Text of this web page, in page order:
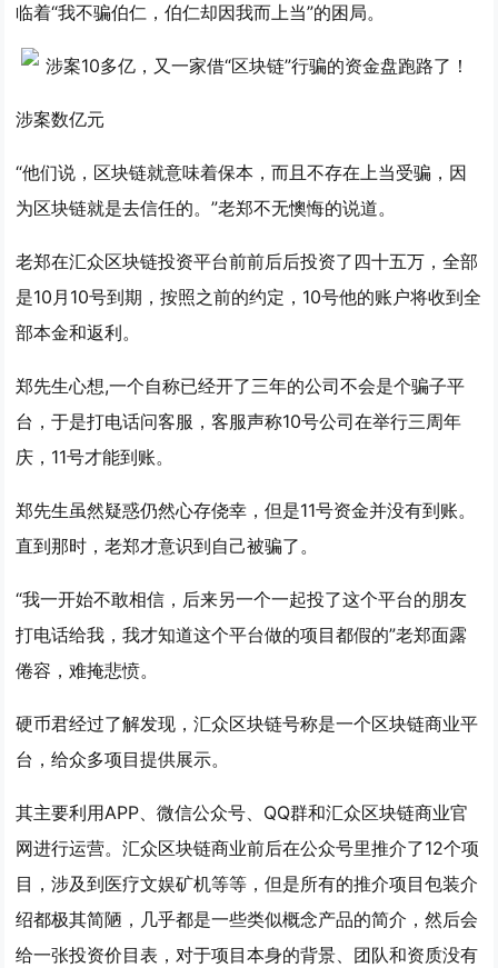
临着“我不骗伯仁，伯仁却因我而上当”的困局。
涉案数亿元
“他们说，区块链就意味着保本，而且不存在上当受骗，因
为区块链就是去信任的。”老郑不无懊悔的说道。
老郑在汇众区块链投资平台前前后后投资了四十五万，全部
是10月10号到期，按照之前的约定，10号他的账户将收到全
部本金和返利。
郑先生心想,一个自称已经开了三年的公司不会是个骗子平
台，于是打电话问客服，客服声称10号公司在举行三周年
庆，11号才能到账。
郑先生虽然疑惑仍然心存侥幸，但是11号资金并没有到账。
直到那时，老郑才意识到自己被骗了。
“我一开始不敢相信，后来另一个一起投了这个平台的朋友
打电话给我，我才知道这个平台做的项目都假的”老郑面露
倦容，难掩悲愤。
硬币君经过了解发现，汇众区块链号称是一个区块链商业平
台，给众多项目提供展示。
其主要利用APP、微信公众号、QQ群和汇众区块链商业官
网进行运营。汇众区块链商业前后在公众号里推介了12个项
目，涉及到医疗文娱矿机等等，但是所有的推介项目包装介
绍都极其简陋，几乎都是一些类似概念产品的简介，然后会
给一张投资价目表，对于项目本身的背景、团队和资质没有